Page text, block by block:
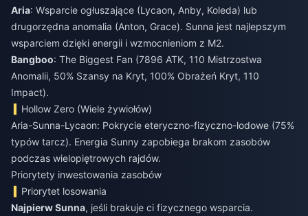
Aria: Wsparcie ogłuszające (Lycaon, Anby, Koleda) lub
drugorzędna anomalia (Anton, Grace). Sunna jest najlepszym
wsparciem dzięki energii i wzmocnieniom z M2.
Bangboo: The Biggest Fan (7896 ATK, 110 Mistrzostwa
Anomalii, 50% Szansy na Kryt, 100% Obrażeń Kryt, 110
Impact).
Hollow Zero (Wiele żywiołów)
Aria-Sunna-Lycaon: Pokrycie eteryczno-fizyczno-lodowe (75%
typów tarcz). Energia Sunny zapobiega brakom zasobów
podczas wielopiętrowych rajdów.
Priorytety inwestowania zasobów
Priorytet losowania
Najpierw Sunna, jeśli brakuje ci fizycznego wsparcia.